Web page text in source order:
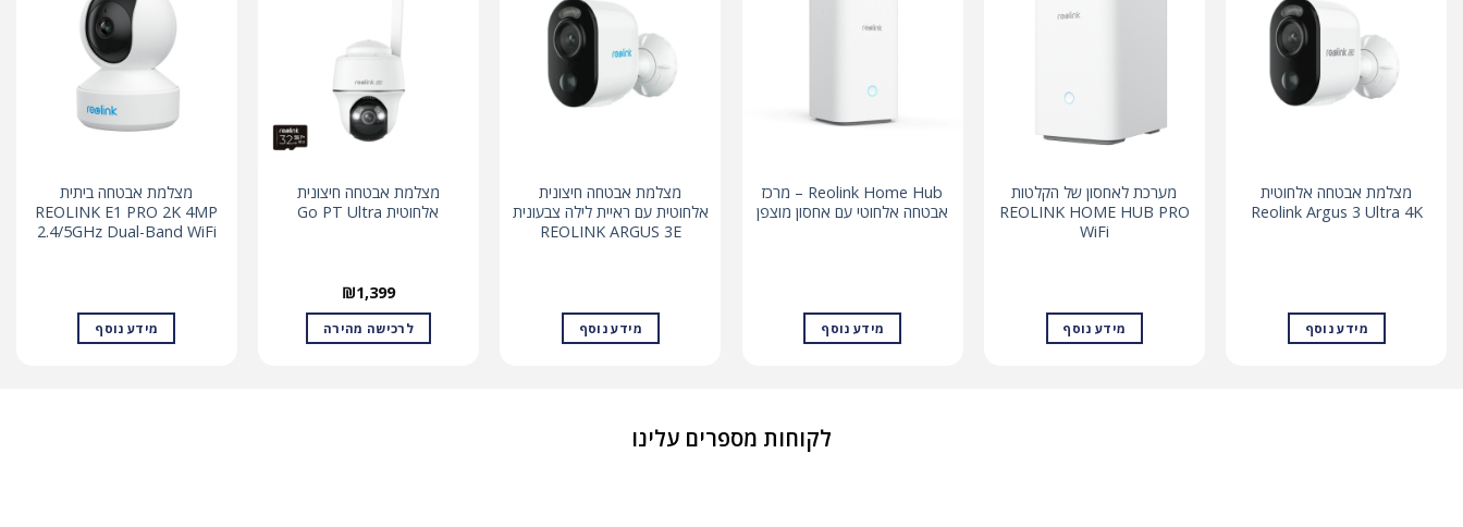
מצלמת אבטחה אלחוטית
Reolink Argus 3 Ultra 4K
מידע נוסף
מערכת לאחסון של הקלטות
REOLINK HOME HUB PRO
WiFi
מידע נוסף
Reolink Home Hub – מרכז
אבטחה אלחוטי עם אחסון מוצפן
מידע נוסף
מצלמת אבטחה חיצונית
אלחוטית עם ראיית לילה צבעונית
REOLINK ARGUS 3E
מידע נוסף
מצלמת אבטחה חיצונית
אלחוטית Go PT Ultra
₪1,399
לרכישה מהירה
מצלמת אבטחה ביתית
REOLINK E1 PRO 2K 4MP
2.4/5GHz Dual-Band WiFi
מידע נוסף
לקוחות מספרים עלינו